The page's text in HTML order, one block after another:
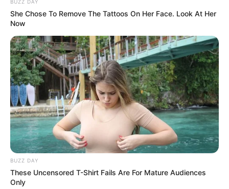
BUZZ DAY
She Chose To Remove The Tattoos On Her Face. Look At Her
Now
BUZZ DAY
These Uncensored T-Shirt Fails Are For Mature Audiences
Only